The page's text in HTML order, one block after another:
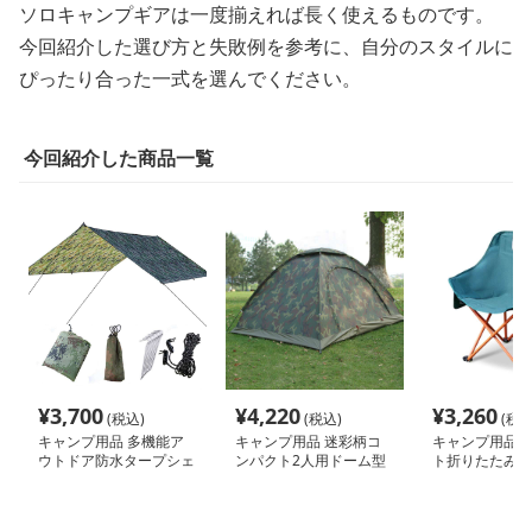
ソロキャンプギアは一度揃えれば長く使えるものです。
今回紹介した選び方と失敗例を参考に、自分のスタイルに
ぴったり合った一式を選んでください。
今回紹介した商品一覧
¥3,700(税込)
キャンプ用品 多機能ア
ウトドア防水タープシェ
¥4,220(税込)
キャンプ用品 迷彩柄コ
ンパクト2人用ドーム型
¥3,260(税
キャンプ用品
ト折りたたみ